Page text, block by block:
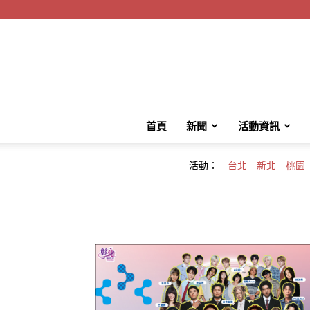
首頁 新聞 活動資訊
活動： 台北 新北 桃園